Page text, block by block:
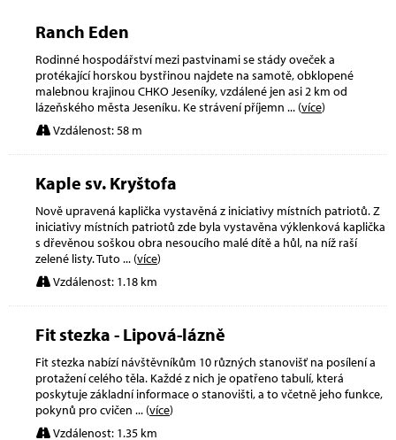
Ranch Eden
Rodinné hospodářství mezi pastvinami se stády oveček a
protékající horskou bystřinou najdete na samotě, obklopené
malebnou krajinou CHKO Jeseníky, vzdálené jen asi 2 km od
lázeňského města Jeseníku. Ke strávení příjemn ... (více)
Vzdálenost: 58 m
Kaple sv. Kryštofa
Nově upravená kaplička vystavěná z iniciativy místních patriotů. Z
iniciativy místních patriotů zde byla vystavěna výklenková kaplička
s dřevěnou soškou obra nesoucího malé dítě a hůl, na níž raší
zelené listy. Tuto... (více)
Vzdálenost: 1.18 km
Fit stezka - Lipová-lázně
Fit stezka nabízí návštěvníkům 10 různých stanovišť na posílení a
protažení celého těla. Každé z nich je opatřeno tabulí, která
poskytuje základní informace o stanovišti, a to včetně jeho funkce,
pokynů pro cvičen ... (více)
Vzdálenost: 1.35 km